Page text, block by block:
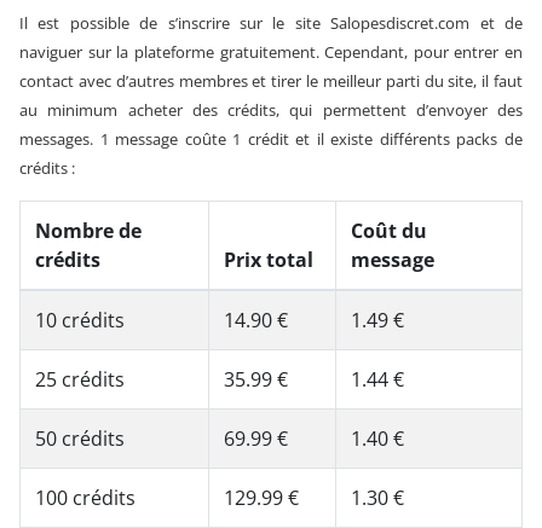
Il est possible de s’inscrire sur le site Salopesdiscret.com et de
naviguer sur la plateforme gratuitement. Cependant, pour entrer en
contact avec d’autres membres et tirer le meilleur parti du site, il faut
au minimum acheter des crédits, qui permettent d’envoyer des
messages. 1 message coûte 1 crédit et il existe différents packs de
crédits :
Nombre de
crédits
Prix total
Coût du
message
10 crédits 14.90 € 1.49 €
25 crédits 35.99 € 1.44 €
50 crédits 69.99 € 1.40 €
100 crédits 129.99 € 1.30 €